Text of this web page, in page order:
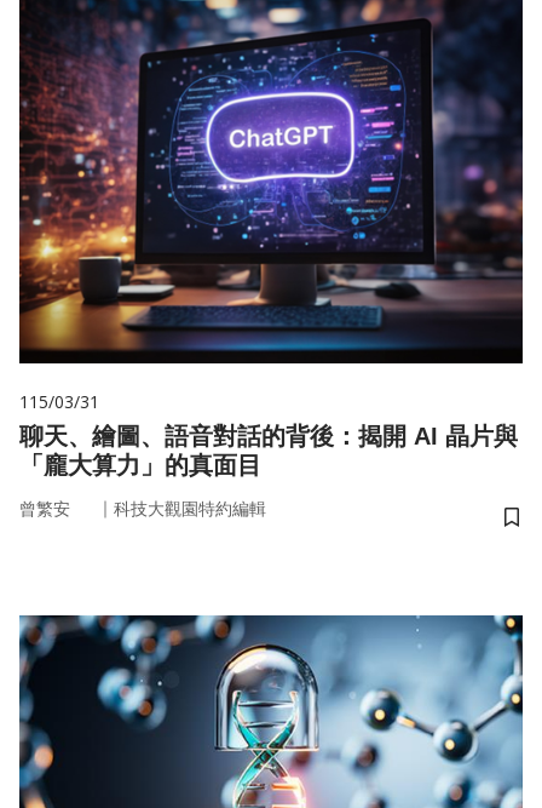
115/03/31
聊天、繪圖、語音對話的背後：揭開 AI 晶片與
「龐大算力」的真面目
曾繁安 ｜ 科技大觀園特約編輯
儲